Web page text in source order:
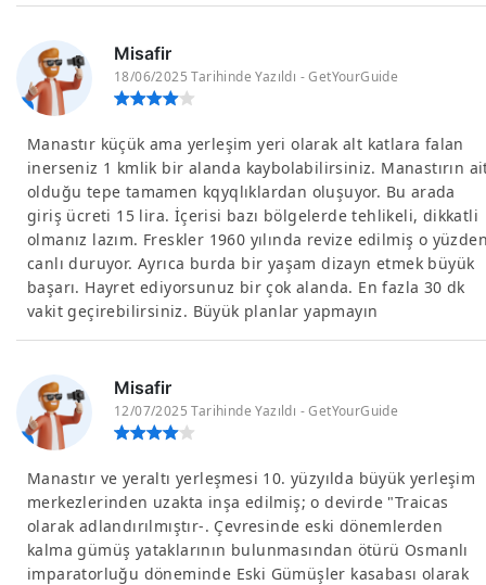
Misafir
18/06/2025 Tarihinde Yazıldı - GetYourGuide
Manastır küçük ama yerleşim yeri olarak alt katlara falan
inerseniz 1 kmlik bir alanda kaybolabilirsiniz. Manastırın
olduğu tepe tamamen kqyqlıklardan oluşuyor. Bu arada
giriş ücreti 15 lira. İçerisi bazı bölgelerde tehlikeli, dikkatli
olmanız lazım. Freskler 1960 yılında revize edilmiş o
canlı duruyor. Ayrıca burda bir yaşam dizayn etmek büyük
başarı. Hayret ediyorsunuz bir çok alanda. En fazla 30 dk
vakit geçirebilirsiniz. Büyük planlar yapmayın
Misafir
12/07/2025 Tarihinde Yazıldı - GetYourGuide
Manastır ve yeraltı yerleşmesi 10. yüzyılda büyük yerleşim
merkezlerinden uzakta inşa edilmiş; o devirde "Traicas
olarak adlandırılmıştır-. Çevresinde eski dönemlerden
kalma gümüş yataklarının bulunmasından ötürü Osmanlı
imparatorluğu döneminde Eski Gümüşler kasabası olarak